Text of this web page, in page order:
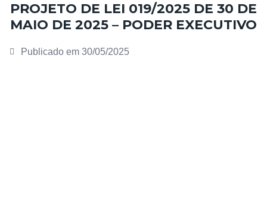
PROJETO DE LEI 019/2025 DE 30 DE
MAIO DE 2025 – PODER EXECUTIVO
Publicado em 30/05/2025